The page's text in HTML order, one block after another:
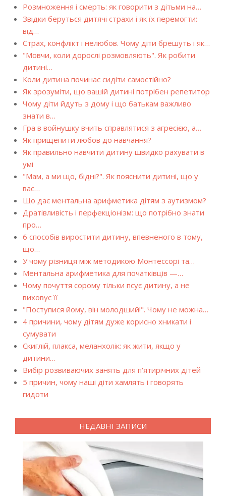
Розмноження і смерть: як говорити з дітьми на…
Звідки беруться дитячі страхи і як їх перемогти:
від…
Страх, конфлікт і нелюбов. Чому діти брешуть і як…
"Мовчи, коли дорослі розмовляють". Як робити
дитині…
Коли дитина починає сидіти самостійно?
Як зрозуміти, що вашій дитині потрібен репетитор
Чому діти йдуть з дому і що батькам важливо
знати в…
Гра в войнушку вчить справлятися з агресією, а…
Як прищепити любов до навчання?
Як правильно навчити дитину швидко рахувати в
умі
"Мам, а ми що, бідні?". Як пояснити дитині, що у
вас…
Що дає ментальна арифметика дітям з аутизмом?
Дратівливість і перфекціонізм: що потрібно знати
про…
6 способів виростити дитину, впевненого в тому,
що…
У чому різниця між методикою Монтессорі та…
Ментальна арифметика для початківців —…
Чому почуття сорому тільки псує дитину, а не
виховує її
"Поступися йому, він молодший!". Чому не можна…
4 причини, чому дітям дуже корисно хникати і
сумувати
Скиглій, плакса, меланхолік: як жити, якщо у
дитини…
Вибір розвиваючих занять для п'ятирічних дітей
5 причин, чому наші діти хамлять і говорять
гидоти
НЕДАВНІ ЗАПИСИ